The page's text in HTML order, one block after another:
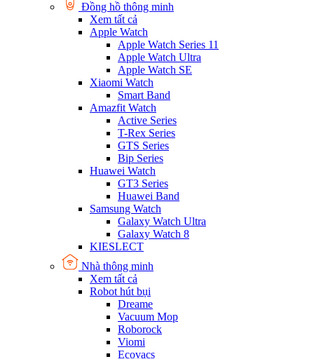
Đồng hồ thông minh
Xem tất cả
Apple Watch
Apple Watch Series 11
Apple Watch Ultra
Apple Watch SE
Xiaomi Watch
Smart Band
Amazfit Watch
Active Series
T-Rex Series
GTS Series
Bip Series
Huawei Watch
GT3 Series
Huawei Band
Samsung Watch
Galaxy Watch Ultra
Galaxy Watch 8
KIESLECT
Nhà thông minh
Xem tất cả
Robot hút bụi
Dreame
Vacuum Mop
Roborock
Viomi
Ecovacs